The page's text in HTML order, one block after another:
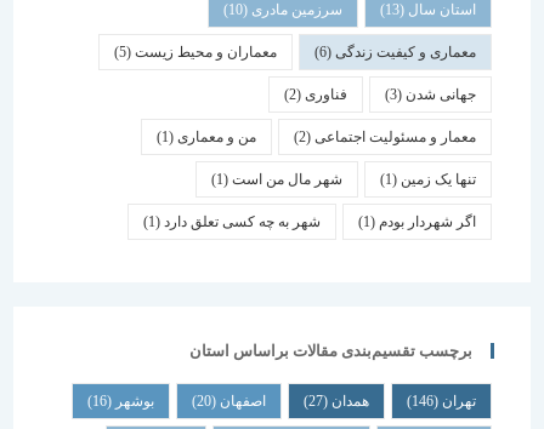
استان سال(13) سرزمین مادری(10)
معماری و کیفیت زندگی(6) معماران و محیط زیست(5)
جهانی شدن(3) فناوری (2)
معمار و مسئولیت اجتماعی (2) من و معماری (1)
تنها یک زمین(1) شهر مال من است(1)
اگر شهردار بودم (1) شهر به چه کسی تعلق دارد(1)
برچسب تقسیم‌بندی مقالات براساس استان
همدان اصفهان (20) بوشهر